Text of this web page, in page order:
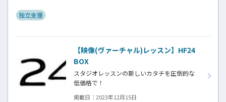
独立支援
【映像(ヴァーチャル)レッスン】HF24
BOX
スタジオレッスンの新しいカタチを圧倒的な
低価格で！
ハイクオリティーの動画(ヴァーチャル)レッス
掲載日： 2023年12月15日